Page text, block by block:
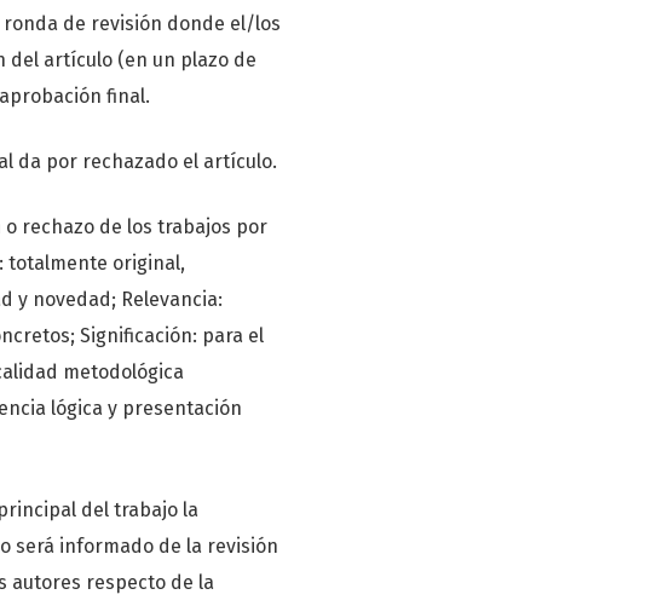
ronda de revisión donde el/los
del artículo (en un plazo de
final.
da por rechazado el artículo.
rechazo de los trabajos por
totalmente original,
y novedad; Relevancia:
Significación: para el
metodológica
lógica y presentación
del trabajo la
será informado de la revisión
autores respecto de la